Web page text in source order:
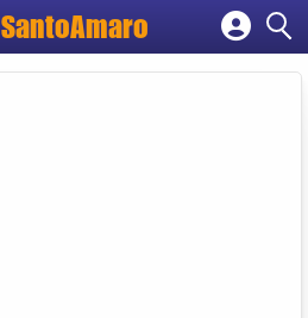
SantoAmaro
Cadastrar empresa